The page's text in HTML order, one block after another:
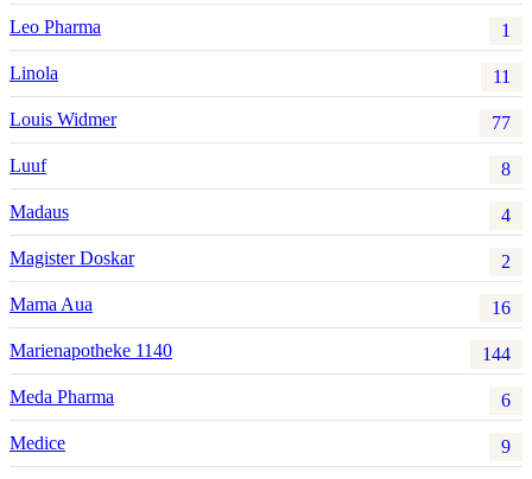
Leo Pharma 1
Linola 11
Louis Widmer 77
Luuf 8
Madaus 4
Magister Doskar 2
Mama Aua 16
Marienapotheke 1140 144
Meda Pharma 6
Medice 9